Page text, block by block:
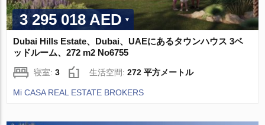
3 295 018 AED
Dubai Hills Estate、Dubai、UAEにあるタウンハウス 3ベ
ッドルーム、272 m2 No6755
寝室:3 生活空間:272 平方メートル
Mi CASA REAL ESTATE BROKERS